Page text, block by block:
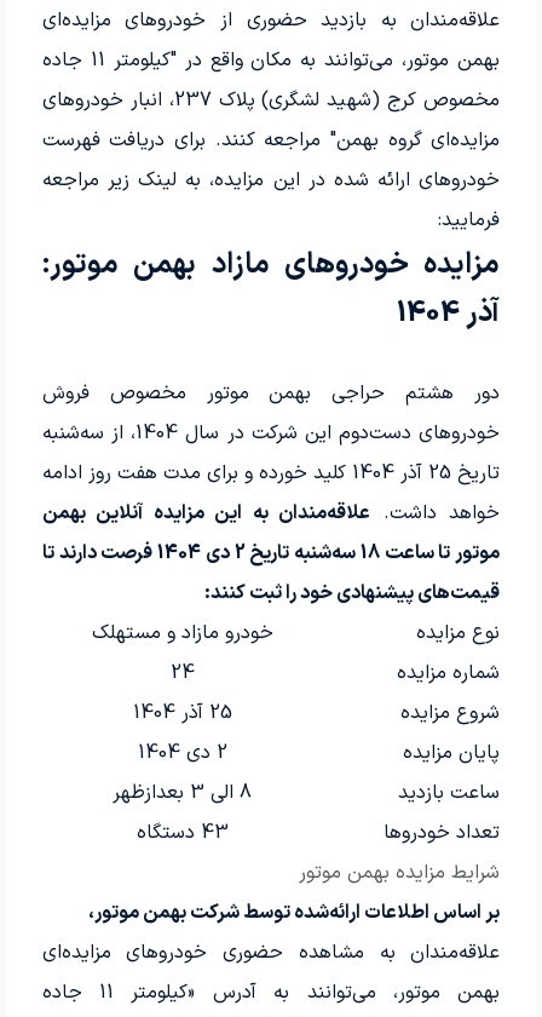
علاقه‌مندان به بازدید حضوری از خودروهای مزایده‌ای
بهمن موتور، می‌توانند به مکان واقع در "کیلومتر 11 جاده
مخصوص کرج (شهید لشگری) پلاک 237، انبار خودروهای
مزایده‌ای گروه بهمن" مراجعه کنند. برای دریافت فهرست
خودروهای ارائه شده در این مزایده، به لینک زیر مراجعه
فرمایید:
مزایده خودروهای مازاد بهمن موتور:
آذر 1404
دور هشتم حراجی بهمن موتور مخصوص فروش
خودروهای دست‌دوم این شرکت در سال 1404، از سه‌شنبه
تاریخ 25 آذر 1404 کلید خورده و برای مدت هفت روز ادامه
خواهد داشت. علاقه‌مندان به این مزایده آنلاین بهمن
موتور تا ساعت 18 سه‌شنبه تاریخ 2 دی 1404 فرصت دارند تا
قیمت‌های پیشنهادی خود را ثبت کنند:
شرایط مزایده بهمن موتور
نوع مزایده
خودرو مازاد و مستهلک
شماره مزایده
24
شروع مزایده
25 آذر 1404
پایان مزایده
2 دی 1404
ساعت بازدید
8 الی 3 بعدازظهر
تعداد خودروها
43 دستگاه
بر اساس اطلاعات ارائه‌شده توسط شرکت بهمن موتور،
علاقه‌مندان به مشاهده حضوری خودروهای مزایده‌ای
بهمن موتور، می‌توانند به آدرس «کیلومتر 11 جاده